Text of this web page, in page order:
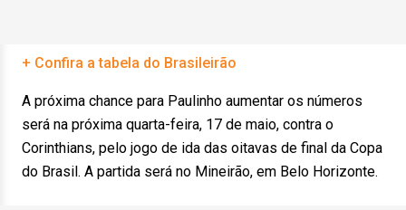
+ Confira a tabela do Brasileirão
A próxima chance para Paulinho aumentar os números
será na próxima quarta-feira, 17 de maio, contra o
Corinthians, pelo jogo de ida das oitavas de final da Copa
do Brasil. A partida será no Mineirão, em Belo Horizonte.